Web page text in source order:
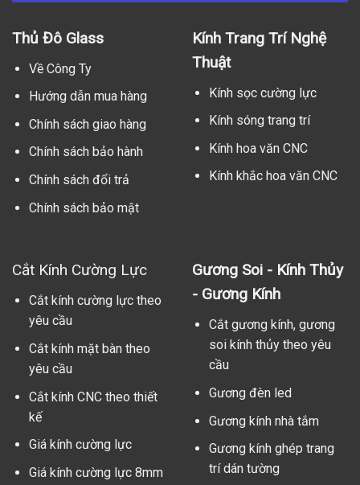
Thủ Đô Glass
Về Công Ty
Hướng dẫn mua hàng
Chính sách giao hàng
Chính sách bảo hành
Chính sách đổi trả
Chính sách bảo mật
Kính Trang Trí Nghệ
Thuật
Kính sọc cường lực
Kính sóng trang trí
Kính hoa văn CNC
Kính khắc hoa văn CNC
Cắt Kính Cường Lực
Cắt kính cường lực theo
yêu cầu
Cắt kính mặt bàn theo
yêu cầu
Cắt kính CNC theo thiết
kế
Giá kính cường lực
Giá kính cường lực 8mm
Gương Soi - Kính Thủy
- Gương Kính
Cắt gương kính, gương
soi kính thủy theo yêu
cầu
Gương đèn led
Gương kính nhà tắm
Gương kính ghép trang
trí dán tường